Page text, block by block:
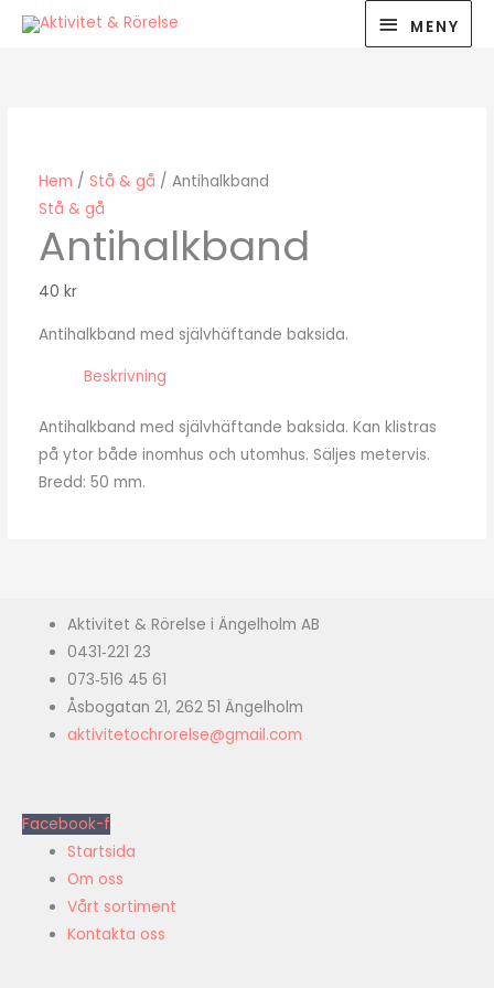
Hoppa
MENY
MENY
Hem / Stå & gå / Antihalkband
Stå & gå
Antihalkband
40 kr
Antihalkband med självhäftande baksida.
Beskrivning
Antihalkband med självhäftande baksida. Kan klistras
på ytor både inomhus och utomhus. Säljes metervis.
Bredd: 50 mm.
Aktivitet & Rörelse i Ängelholm AB
0431‑221 23
073‑516 45 61
Åsbogatan 21, 262 51 Ängelholm
aktivitetochrorelse@gmail.com
Facebook-f
Startsida
Om oss
Vårt sortiment
Kontakta oss